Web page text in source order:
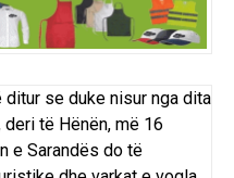
se duke nisur nga dita
të Hënën, më 16
e Sarandës do të